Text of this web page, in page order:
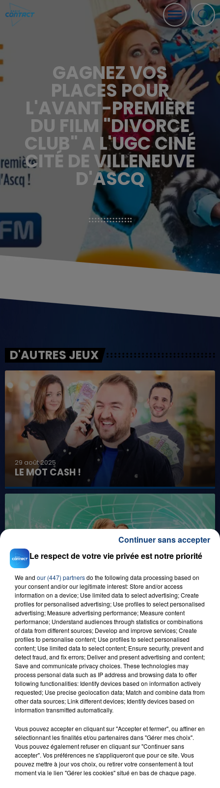
GAGNEZ VOS
PLACES POUR
L'AVANT-PREMIÈRE
DU FILM "DIVORCE
CLUB" A L'UGC CINÉ
CITÉ DE VILLENEUVE
D'ASCQ
D'AUTRES JEUX
29 août 2025
LE MOT CASH !
1er août 2026
GAGNEZ VOS ENTRÉES POUR TOUTE LA
FAMILLE À PLOPSAQUA !
21 juillet 2026
GAGNEZ VOS ENTRÉES EN FAMILLE À
LES LIVES
Le respect de votre vie privée est notre priorité
We and our (447) partnersdo the following data processing based on
your consent and/or our legitimate interest: Store and/or access
information on a device; Use limited data to select advertising; Create
profiles for personalised advertising; Use profiles to select personalised
advertising; Measure advertising performance; Measure content
performance; Understand audiences through statistics or combinations
of data from different sources; Develop and improve services; Create
profiles to personalise content; Use profiles to select personalised
content; Use limited data to select content; Ensure security, prevent and
detect fraud, and fix errors; Deliver and present advertising and content;
Save and communicate privacy choices. These technologies may
process personal data such as IP address and browsing data to offer
following functionalities: Identify devices based on information actively
requested; Use precise geolocation data; Match and combine data from
other data sources; Link different devices; Identify devices based on
information transmitted automatically.
Vous pouvez accepter en cliquant sur "Accepter et fermer", ou affiner en
sélectionnant les finalités et/ou partenaires dans "Gérer mes choix".
Vous pouvez également refuser en cliquant sur "Continuer sans
accepter". Vos préférences ne s'appliqueront que pour ce site. Vous
pouvez mettre à jour vos choix, ou retirer votre consentement à tout
moment via le lien "Gérer les cookies" situé en bas de chaque page.
Continuer sans accepter